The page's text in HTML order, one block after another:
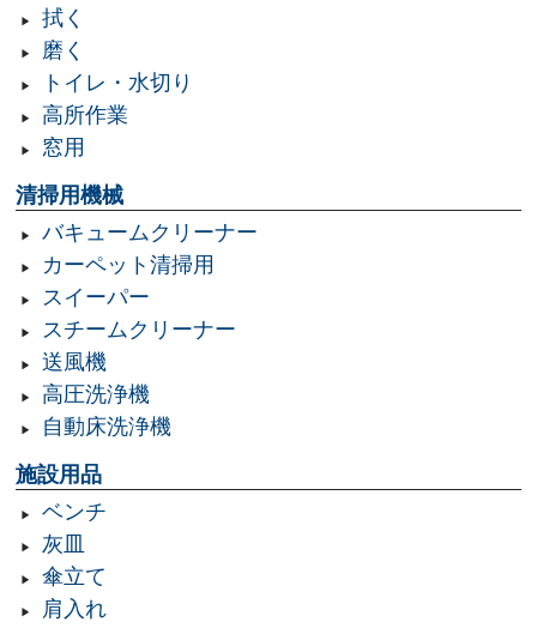
拭く
磨く
トイレ・水切り
高所作業
窓用
清掃用機械
バキュームクリーナー
カーペット清掃用
スイーパー
スチームクリーナー
送風機
高圧洗浄機
自動床洗浄機
施設用品
ベンチ
灰皿
傘立て
肩入れ